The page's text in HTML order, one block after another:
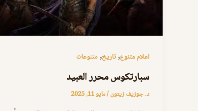
اعلام متنوع,تاريخ,متنوعات
سبارتكوس محرر العبيد
د. جوزيف زيتون/مايو 11, 2025